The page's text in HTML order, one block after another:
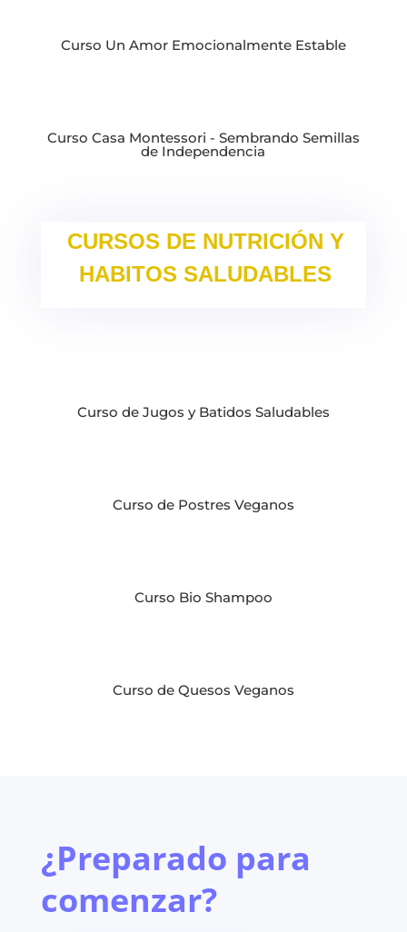
Curso Un Amor Emocionalmente Estable
Curso Casa Montessori - Sembrando Semillas
de Independencia
CURSOS DE NUTRICIÓN Y
HABITOS SALUDABLES
Curso de Jugos y Batidos Saludables
Curso de Postres Veganos
Curso Bio Shampoo
Curso de Quesos Veganos
¿Preparado para
comenzar?